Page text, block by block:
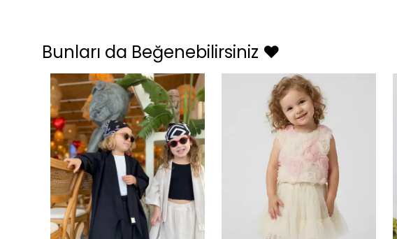
Bunları da Beğenebilirsiniz ❤️